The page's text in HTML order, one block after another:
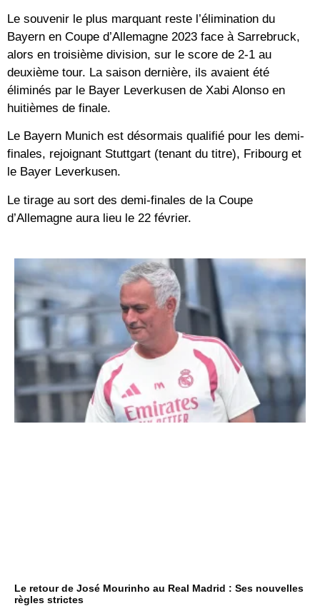
Le souvenir le plus marquant reste l’élimination du
Bayern en Coupe d’Allemagne 2023 face à Sarrebruck,
alors en troisième division, sur le score de 2-1 au
deuxième tour. La saison dernière, ils avaient été
éliminés par le Bayer Leverkusen de Xabi Alonso en
huitièmes de finale.
Le Bayern Munich est désormais qualifié pour les demi-
finales, rejoignant Stuttgart (tenant du titre), Fribourg et
le Bayer Leverkusen.
Le tirage au sort des demi-finales de la Coupe
d’Allemagne aura lieu le 22 février.
Le retour de José Mourinho au Real Madrid : Ses nouvelles
règles strictes